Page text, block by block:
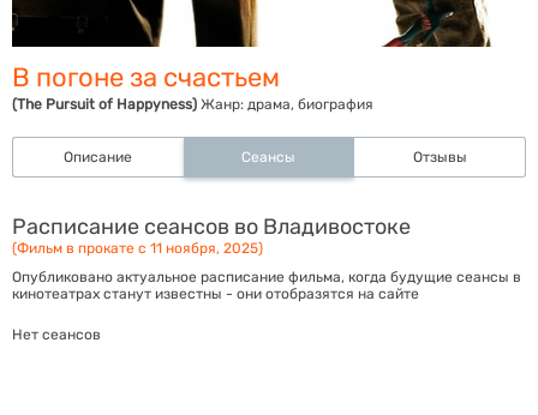
В погоне за счастьем
(The Pursuit of Happyness) Жанр: драма, биография
Описание Сеансы Отзывы
Расписание сеансов во Владивостоке
(Фильм в прокате с 11 ноября, 2025)
Опубликовано актуальное расписание фильма, когда будущие сеансы в
кинотеатрах станут известны - они отобразятся на сайте
Нет сеансов